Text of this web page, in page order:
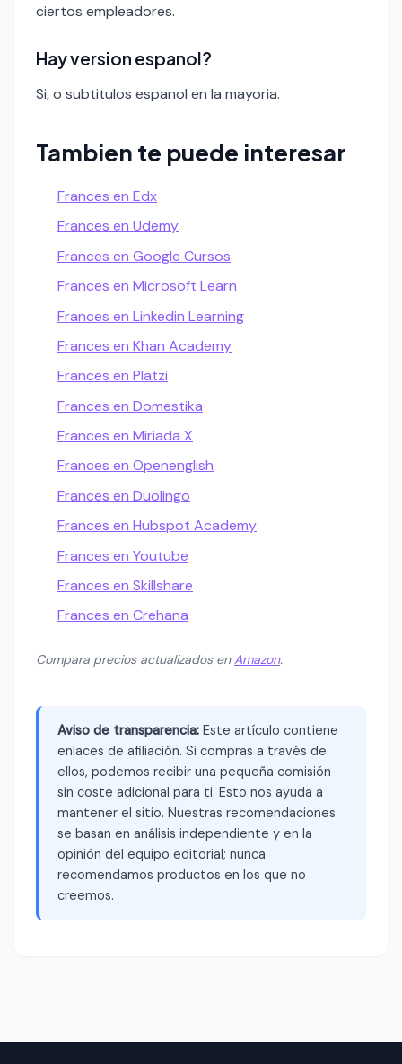
ciertos empleadores.
Hay version espanol?
Si, o subtitulos espanol en la mayoria.
Tambien te puede interesar
Frances en Edx
Frances en Udemy
Frances en Google Cursos
Frances en Microsoft Learn
Frances en Linkedin Learning
Frances en Khan Academy
Frances en Platzi
Frances en Domestika
Frances en Miriada X
Frances en Openenglish
Frances en Duolingo
Frances en Hubspot Academy
Frances en Youtube
Frances en Skillshare
Frances en Crehana
Compara precios actualizados enAmazon.
Aviso de transparencia: Este artículo contiene
enlaces de afiliación. Si compras a través de
ellos, podemos recibir una pequeña comisión
sin coste adicional para ti. Esto nos ayuda a
mantener el sitio. Nuestras recomendaciones
se basan en análisis independiente y en la
opinión del equipo editorial; nunca
recomendamos productos en los que no
creemos.